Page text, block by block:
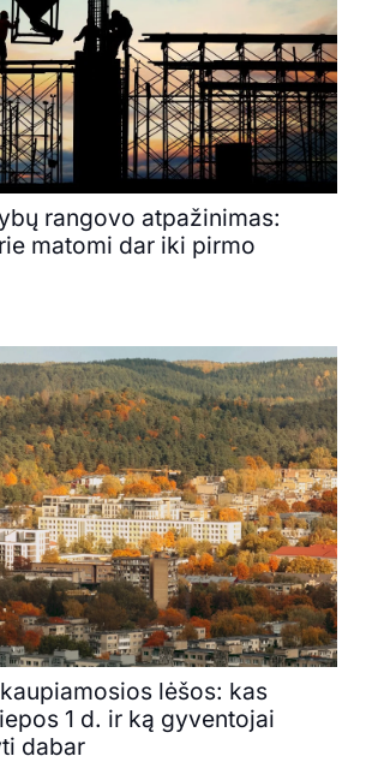
rangovo atpažinimas:
matomi dar iki pirmo
lėšos: kas
1 d. ir ką gyventojai
dabar